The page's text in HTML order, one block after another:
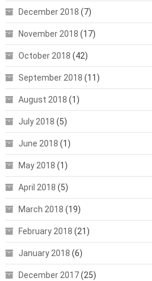
December 2018 (7)
November 2018 (17)
October 2018 (42)
September 2018 (11)
August 2018 (1)
July 2018 (5)
June 2018 (1)
May 2018 (1)
April 2018 (5)
March 2018 (19)
February 2018 (21)
January 2018 (6)
December 2017(25)